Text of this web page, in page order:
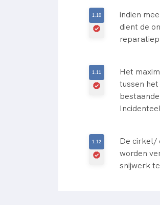
indien
dient de
Het
tussen
De cirkel/
worden
snijwerk